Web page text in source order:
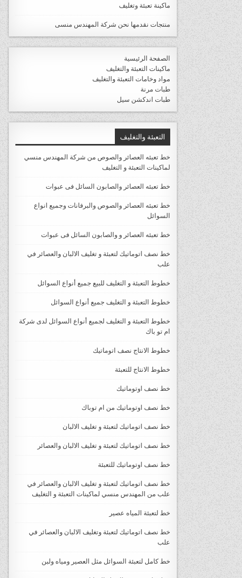
ماكينة تعبئة وتغليف
منتجات نقدمها نحن شركة المهندس منسى
الصفحة الرئيسية
ماكينات التعبئة والتغليف
مواد وخامات التعبئة والتغليف
طبات مرنة
طبات اندكشن سيل
التعبئة والتغليف
خط تعبئه العصائر والصوص من شركة المهندس منسي
لماكينات التعبئة و التغليف
خط تعبئه العصائر والصابون السائل فى عبوات
خط تعبئه العصائر والصوص والبرفانات وجميع انواع
السوائل
خط تعبئه العصائر و والصابون السائل فى عبوات
خط نصف اتوماتيك لتعبئة و تغليف الالبان والعصائر في
علب
خطوط التعبئة و التغليف للبيع جميع أنواع السوائل
خطوط التعبئة و التغليف جميع أنواع السوائل
خطوط التعبئة و التغليف لجميع أنواع السوائل لدى شركة
ام تو باك
خطوط الانتاج نصف اتوماتيك
خطوط الانتاج للتعبئة
خط نصف اوتوماتيك
خط نصف اوتوماتيك من ام توباك
خط نصف اتوماتيك لتعبئة و تغليف الالبان
خط نصف اتوماتيك لتعبئة و تغليف الالبان والعصائر
خط نصف اوتوماتيك للتعبئة
خط نصف اتوماتيك لتعبئة و تغليف الالبان والعصائر في
علب من المهندس منسي لماكينات التعبئة و التغليف
خط لتعبئة المياه عصير
خط نصف اتوماتيك لتعبئة وتغليف الالبان والعصائر في
علب
خط كامل لتعبئة السوائل مثل العصير ومياه ولبن